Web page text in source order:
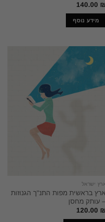
140.00 ₪
מידע נוסף
ישראל
ארץ בראשית מפות התנ"ך הגנוזות
עותק מחסן
120.00 ₪